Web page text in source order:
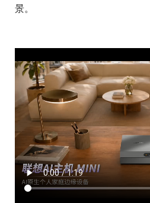
景。